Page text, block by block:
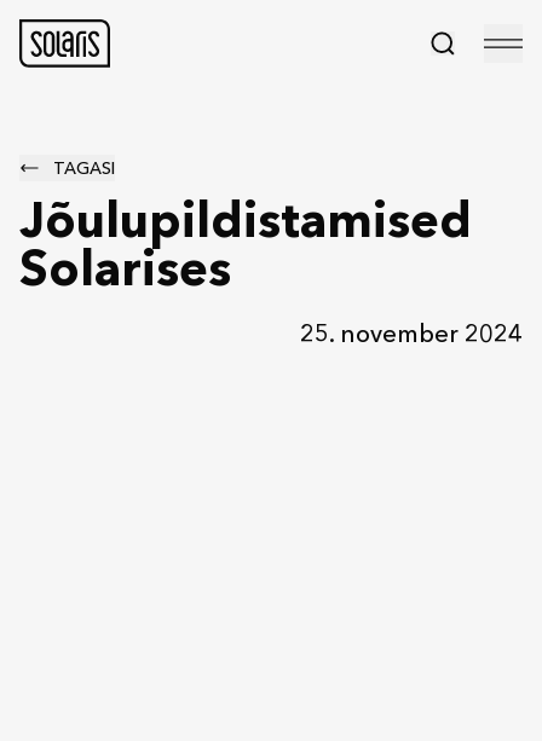
TAGASI
Jõulupildistamised
Solarises
25. november 2024